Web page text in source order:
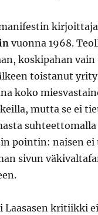
vuonna 1968.
koskipahan
toistanut
koko
mutta se ei
pointin: naisen
sivun
Laasasen kritiikki